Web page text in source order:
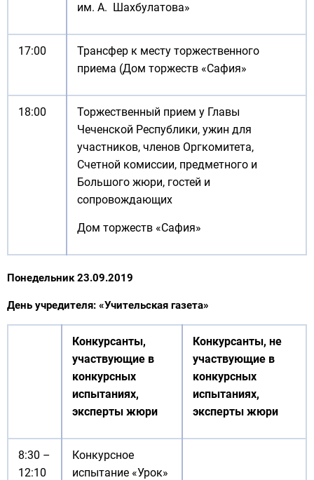
им. А. Шахбулатова»
17:00
Трансфер к месту торжественного
приема (Дом торжеств «Сафия»
18:00
Торжественный прием у Главы
Чеченской Республики, ужин для
участников, членов Оргкомитета,
Счетной комиссии, предметного и
Большого жюри, гостей и
сопровождающих
Дом торжеств «Сафия»
Понедельник 23.09.2019
День учредителя: «Учительская газета»
Конкурсанты,
участвующие в
конкурсных
испытаниях,
эксперты жюри
Конкурсанты, не
участвующие в
конкурсных
испытаниях,
эксперты жюри
8:30 –
12:10
Конкурсное
испытание «Урок»